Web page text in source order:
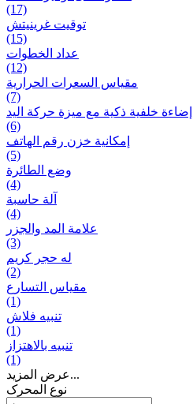
(17)
توقيت غرينيتش
(15)
عداد الخطوات
(12)
مقیاس السعرات الحرارية
(7)
إضاءة خلفية ذكية مع ميزة حرکة اليد
(6)
إمكانية خزن رقم الهاتف
(5)
وضع الطائرة
(4)
آلة حاسبة
(4)
علامة المد والجزر
(3)
له حجر كريم
(2)
مقياس التسارع
(1)
تنبيه فلاش
(1)
تنبيه بالاهتزاز
(1)
عرض المزيد...
نوع المحرک